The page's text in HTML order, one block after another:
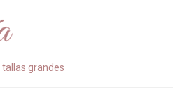
tallas grandes